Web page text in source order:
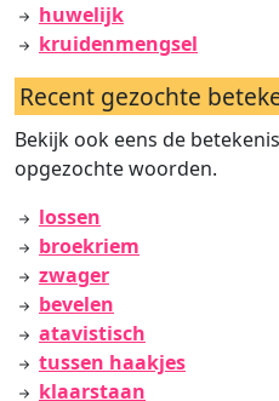
huwelijk
kruidenmengsel
Recent gezochte
Bekijk ook eens de
opgezochte woorden.
lossen
broekriem
zwager
bevelen
atavistisch
tussen haakjes
klaarstaan